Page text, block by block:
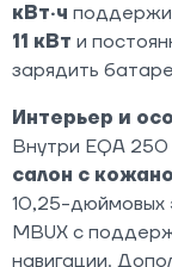
кВт·ч
11 кВт и
зарядить
Интерьер и
Внутри EQA
салон с
10,25-дюймовых
MBUX с
навигации.